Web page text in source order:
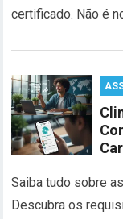
certificado. Não é
Saiba tudo sobre
Descubra os